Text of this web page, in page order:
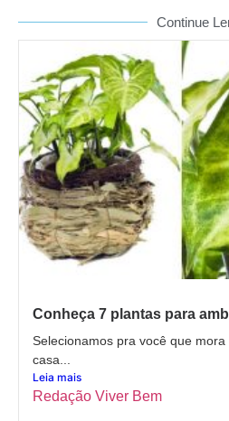
Continue
Conheça 7 plantas para
Selecionamos pra você que
casa...
Leia mais
Redação Viver Bem